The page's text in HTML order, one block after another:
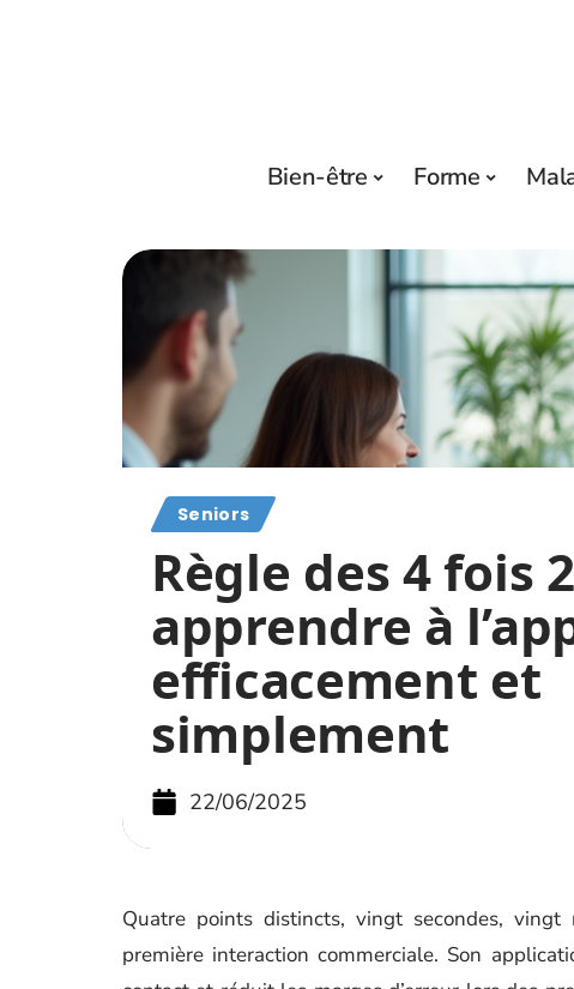
Bien-être Forme
Seniors
Règle des 4 fois
apprendre à
efficacement et
simplement
22/06/2025
Quatre points distincts, vingt secondes,
première interaction commerciale. Son